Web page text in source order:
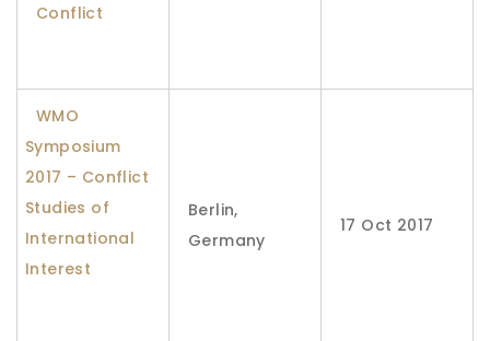
Conflict
WMO
Symposium
2017 – Conflict
Studies of
International
Interest
Berlin,
Germany
17 Oct 2017